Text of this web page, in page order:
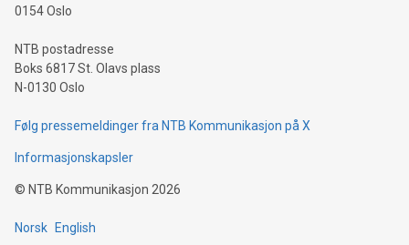
0154 Oslo
NTB postadresse
Boks 6817 St. Olavs plass
N-0130 Oslo
Følg pressemeldinger fra NTB Kommunikasjon på X
Informasjonskapsler
© NTB Kommunikasjon 2026
Norsk English